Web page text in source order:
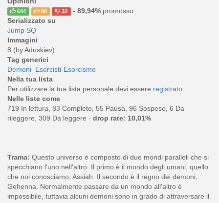
644 80 32 - 89,94%promosso
Serializzato su
Jump SQ
Immagini
8 (by Aduskiev)
Tag generici
Demoni Esorcisti-Esorcismo
Nella tua lista
Per utilizzare la tua lista personale devi essere registrato.
Nelle liste come
719 In lettura, 83 Completo, 55 Pausa, 96 Sospeso, 6 Da
rileggere, 309 Da leggere - drop rate: 10,01%
Trama: Questo universo è composto di due mondi paralleli che si
specchiano l'uno nell'altro. Il primo è il mondo degli umani, quello
che noi conosciamo, Assiah. Il secondo è il regno dei demoni,
Gehenna. Normalmente passare da un mondo all'altro è
impossibile, tuttavia alcuni demoni sono in grado di attraversare il